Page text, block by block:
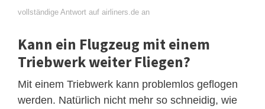
vollständige Antwort auf airliners.de an
Kann ein Flugzeug mit einem
Triebwerk weiter Fliegen?
Mit einem Triebwerk kann problemlos geflogen
werden. Natürlich nicht mehr so schneidig, wie